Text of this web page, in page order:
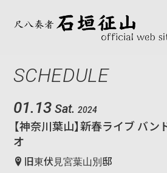
初代石垣征山
SCHEDULE
01.13 Sat. 2024
【神奈川葉山】新春ライブ バン
オ
旧東伏見宮葉山別邸